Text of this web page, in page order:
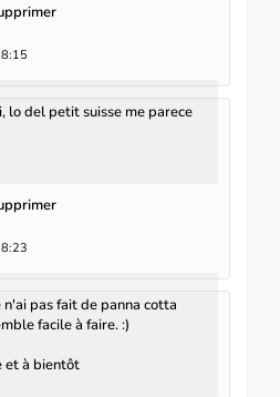
lo del petit suisse me parece
n'ai pas fait de panna cotta
facile à faire. :)
et à bientôt